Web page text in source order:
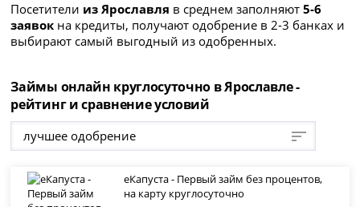
Посетители из Ярославля в среднем заполняют5-6
заявок на кредиты, получают одобрение в 2-3 банках и
выбирают самый выгодный из одобренных.
Займы онлайн круглосуточно в Ярославле -
рейтинг и сравнение условий
лучшее одобрение
еКапуста - Первый займ без процентов,
на карту круглосуточно